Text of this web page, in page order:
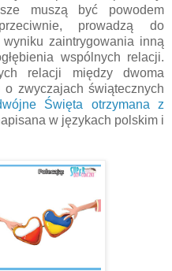
muszą być powodem
prowadzą do
zaintrygowania inną
wspólnych relacji.
relacji między dwoma
zwyczajach świątecznych
Święta otrzymana z
w językach polskim i